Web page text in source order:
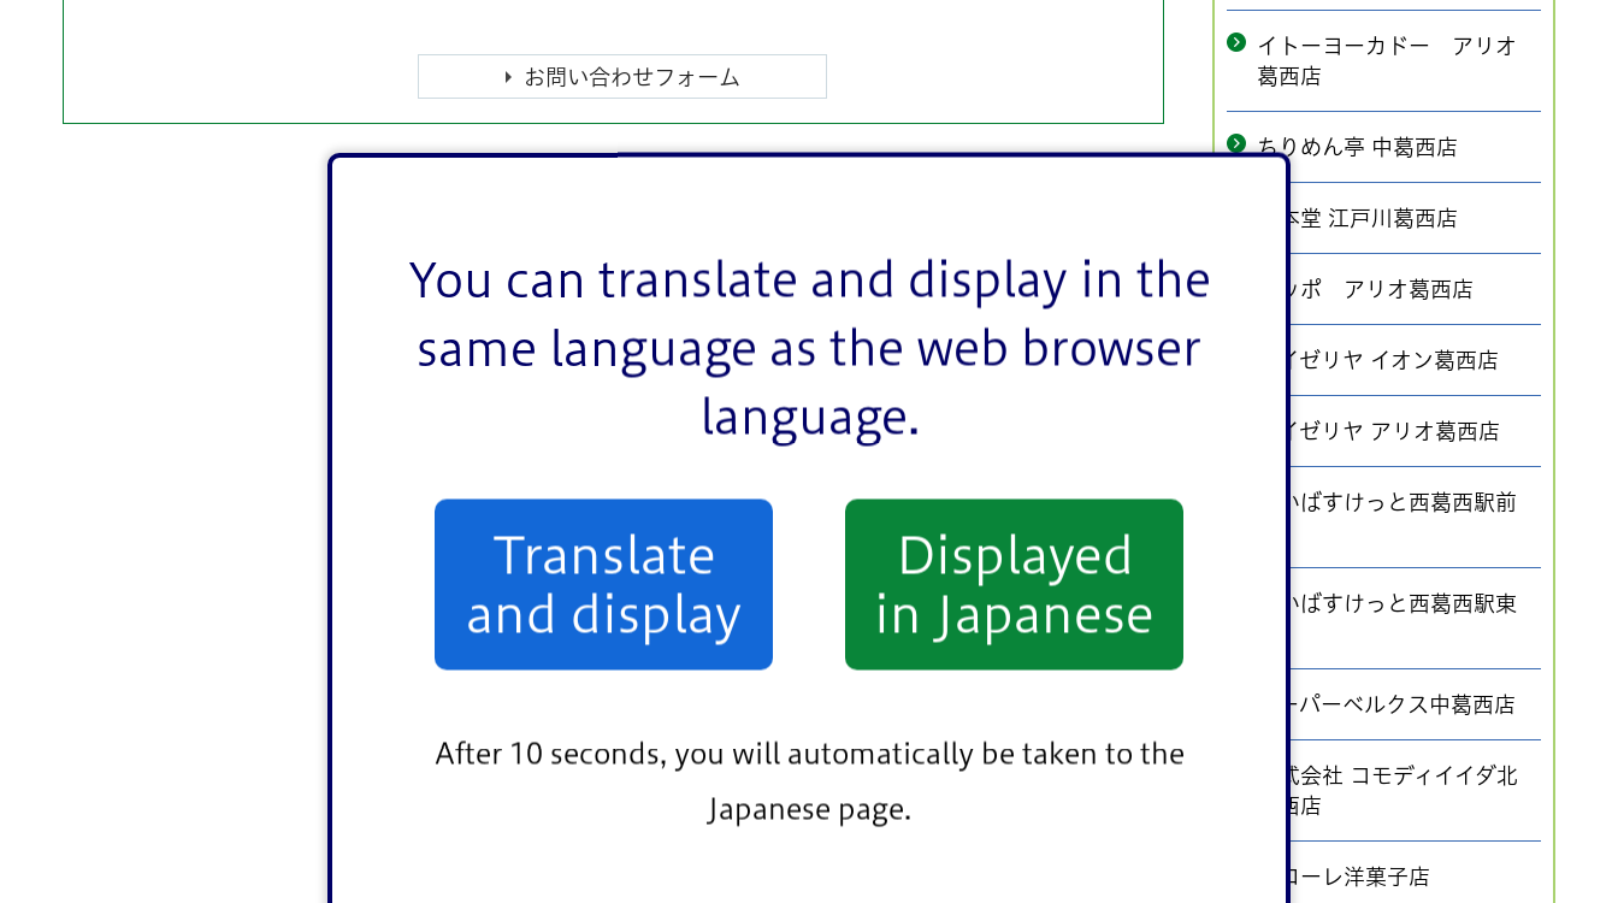
You can translate and display in the
same language as the web browser
language.
Translate
and display
Displayed
in Japanese
After 10 seconds, you will automatically be taken to the
Japanese page.
イトーヨーカドー アリオ
葛西店
ちりめん亭 中葛西店
一本堂 江戸川葛西店
ポッポ アリオ葛西店
サイゼリヤ イオン葛西店
サイゼリヤ アリオ葛西店
まいばすけっと西葛西駅前
まいばすけっと西葛西駅東
スーパーベルクス中葛西店
株式会社 コモディイイダ北
葛西店
パローレ洋菓子店